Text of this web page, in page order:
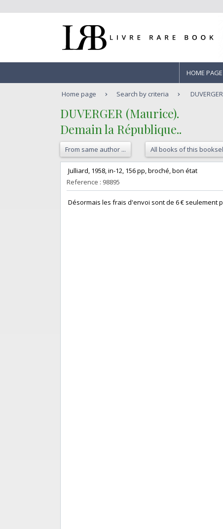
HOME PAGE
Home page Search by criteria
‎DUVERGER (Maurice).‎
‎Demain la République..‎
From same author ... All books of this
‎ Julliard, 1958, in-12, 156 pp, broché, bon état‎
Reference : 98895
Désormais les frais d'envoi sont de 6 € seulement